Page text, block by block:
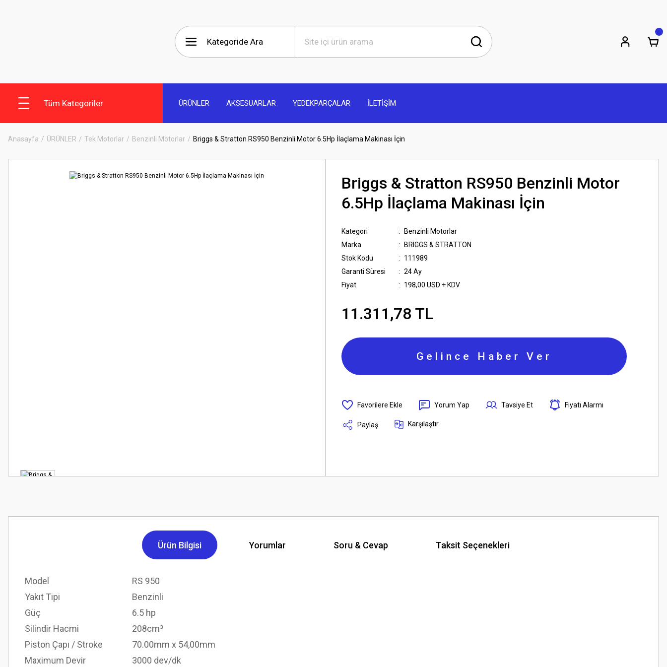
Tüm Kategoriler ÜRÜNLER AKSESUARLAR YEDEKPARÇALAR İLETİŞİM
Anasayfa ÜRÜNLER Tek Motorlar Benzinli Motorlar Briggs & Stratton RS950 Benzinli Motor 6.5Hp İlaçlama Makinası İçin
Briggs & Stratton RS950 Benzinli Motor
6.5Hp İlaçlama Makinası İçin
Kategori
Benzinli Motorlar
Marka
BRIGGS & STRATTON
Stok Kodu
111989
Garanti Süresi
24 Ay
Fiyat
198,00 USD + KDV
11.311,78 TL
Gelince Haber Ver
Yorum Yap Tavsiye Et Fiyatı Alarmı
Paylaş Karşılaştır
Ürün Bilgisi Yorumlar Soru & Cevap Taksit Seçenekleri
Model
RS 950
Yakıt Tipi
Benzinli
Güç
6.5 hp
Silindir Hacmi
208cm³
Piston Çapı / Stroke
70.00mm x 54,00mm
Maximum Devir
3000 dev/dk